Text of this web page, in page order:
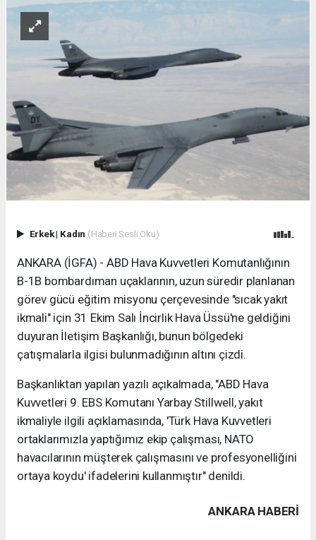
Erkek| Kadın (Haberi Sesli Oku)
ANKARA (İGFA) - ABD Hava Kuvvetleri Komutanlığının
B-1B bombardıman uçaklarının, uzun süredir planlanan
görev gücü eğitim misyonu çerçevesinde "sıcak yakıt
ikmali" için 31 Ekim Salı İncirlik Hava Üssü'ne geldiğini
duyuran İletişim Başkanlığı, bunun bölgedeki
çatışmalarla ilgisi bulunmadığının altını çizdi.
Başkanlıktan yapılan yazılı açıkalmada, "ABD Hava
Kuvvetleri 9. EBS Komutanı Yarbay Stillwell, yakıt
ikmaliyle ilgili açıklamasında, 'Türk Hava Kuvvetleri
ortaklarımızla yaptığımız ekip çalışması, NATO
havacılarının müşterek çalışmasını ve profesyonelliğini
ortaya koydu' ifadelerini kullanmıştır" denildi.
ANKARA HABERİ